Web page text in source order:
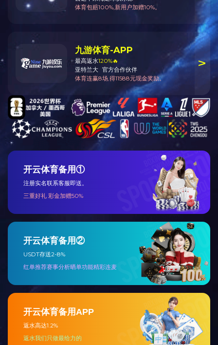
Tel: 0536-7628555
Add: 潍坊市高新区健康东街渤海路潍坊软件园B座1509
©2024 leyu All Rights Reserved
网站建设 | 东八区网络
产品
办公家具
适老家具
教育家具
案例
制造业
解决方案
办公家具
教育家具
酒店/公寓家具